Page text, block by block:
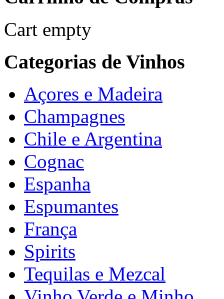
Cart empty
Categorias de Vinhos
Açores e Madeira
Champagnes
Chile e Argentina
Cognac
Espanha
Espumantes
França
Spirits
Tequilas e Mezcal